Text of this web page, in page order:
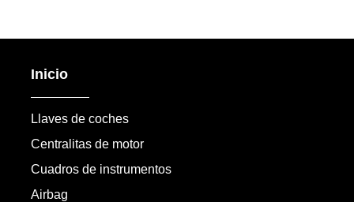
Inicio
Llaves de coches
Centralitas de motor
Cuadros de instrumentos
Airbag